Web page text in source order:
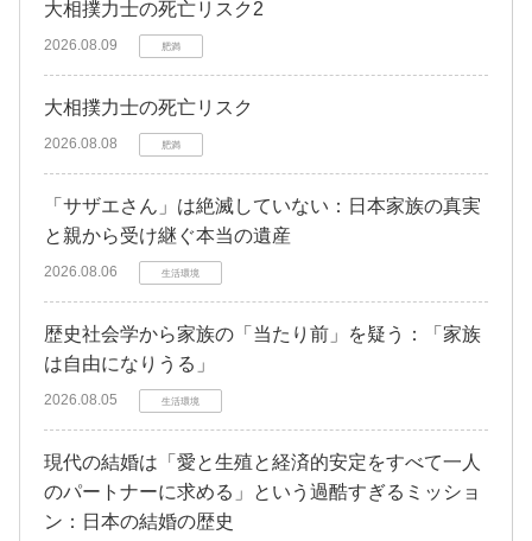
大相撲力士の死亡リスク2
2026.08.09 肥満
大相撲力士の死亡リスク
2026.08.08 肥満
「サザエさん」は絶滅していない：日本家族の真実
と親から受け継ぐ本当の遺産
2026.08.06 生活環境
歴史社会学から家族の「当たり前」を疑う：「家族
は自由になりうる」
2026.08.05 生活環境
現代の結婚は「愛と生殖と経済的安定をすべて一人
のパートナーに求める」という過酷すぎるミッショ
ン：日本の結婚の歴史